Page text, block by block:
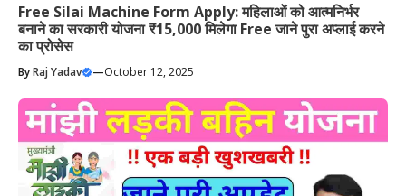
Free Silai Machine Form Apply: महिलाओं को आत्मनिर्भर
बनाने का सरकारी योजना ₹15,000 मिलेगा Free जाने पुरा अप्लाई करने
का प्रोसेस
ByRaj Yadav —October 12, 2025